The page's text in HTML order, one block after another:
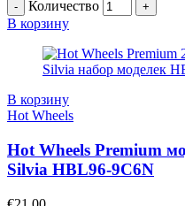
Количество
В корзину
В корзину
Hot Wheels
Hot Wheels Premium
Silvia HBL96-9C6N